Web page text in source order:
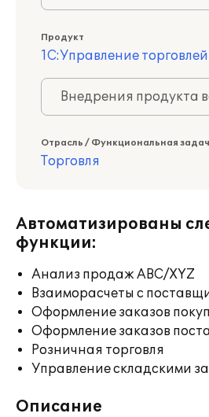
Продукт
1С:Управление
Внедрения продукта
Отрасль / Функциональная
Торговля
Автоматизированы
функции:
Анализ продаж ABC/XYZ
Взаиморасчеты с
Оформление заказов
Оформление заказов
Розничная торговля
Управление складскими
Описание